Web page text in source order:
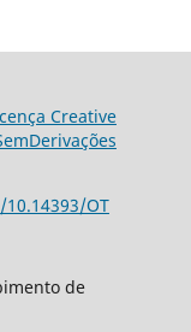
Creative
OT
de